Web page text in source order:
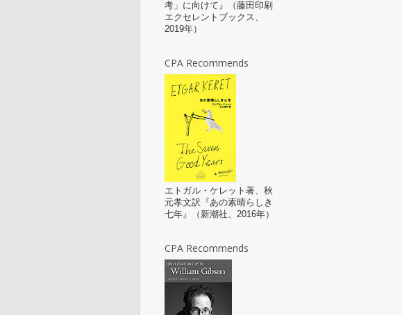
考」に向けて』（藤田印刷
エクセレントブックス、
2019年）
CPA Recommends
エトガル・ケレット著、秋
元孝文訳『あの素晴らしき
七年』（新潮社、2016年）
CPA Recommends